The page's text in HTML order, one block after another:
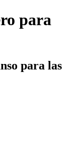
para
para las